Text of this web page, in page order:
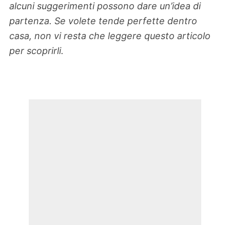
alcuni suggerimenti possono dare un’idea di
partenza. Se volete tende perfette dentro
casa, non vi resta che leggere questo articolo
per scoprirli.